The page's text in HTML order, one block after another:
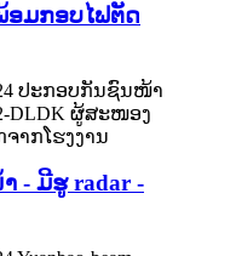
ມກອບໄຟຕັດ
- ມີຮູ radar -